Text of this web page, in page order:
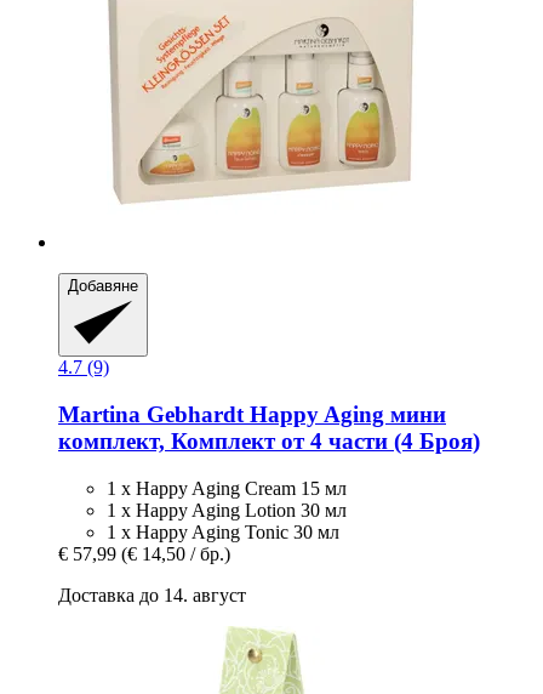
Добавяне
4.7 (9)
Martina Gebhardt Happy Aging мини
комплект, Комплект от 4 части (4 Броя)
1 x Happy Aging Cream 15 мл
1 x Happy Aging Lotion 30 мл
1 x Happy Aging Tonic 30 мл
€ 57,99 (€ 14,50 / бр.)
Доставка до 14. август